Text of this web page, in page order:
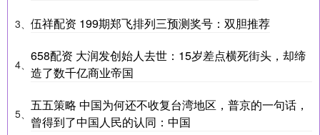
3、 伍祥配资 199期郑飞排列三预测奖号：双胆推荐
4、
658配资 大润发创始人去世：15岁差点横死街头，却缔
造了数千亿商业帝国
5、
五五策略 中国为何还不收复台湾地区，普京的一句话，
曾得到了中国人民的认同：中国